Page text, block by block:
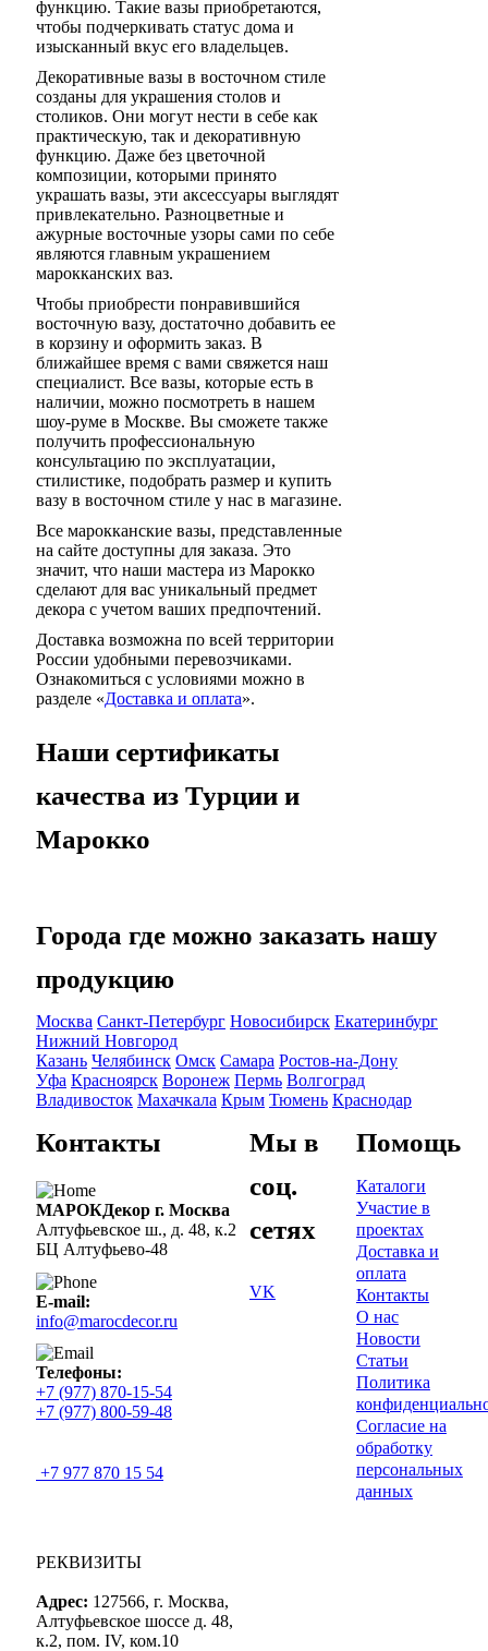
функцию. Такие вазы приобретаются,
чтобы подчеркивать статус дома и
изысканный вкус его владельцев.
Декоративные вазы в восточном стиле
созданы для украшения столов и
столиков. Они могут нести в себе как
практическую, так и декоративную
функцию. Даже без цветочной
композиции, которыми принято
украшать вазы, эти аксессуары выглядят
привлекательно. Разноцветные и
ажурные восточные узоры сами по себе
являются главным украшением
марокканских ваз.
Чтобы приобрести понравившийся
восточную вазу, достаточно добавить ее
в корзину и оформить заказ. В
ближайшее время с вами свяжется наш
специалист. Все вазы, которые есть в
наличии, можно посмотреть в нашем
шоу-руме в Москве. Вы сможете также
получить профессиональную
консультацию по эксплуатации,
стилистике, подобрать размер и купить
вазу в восточном стиле у нас в магазине.
Все марокканские вазы, представленные
на сайте доступны для заказа. Это
значит, что наши мастера из Марокко
сделают для вас уникальный предмет
декора с учетом ваших предпочтений.
Доставка возможна по всей территории
России удобными перевозчиками.
Ознакомиться с условиями можно в
разделе «Доставка и оплата».
Наши сертификаты
качества из Турции и
Марокко
Города где можно заказать нашу
продукцию
Москва Санкт-Петербург Новосибирск Екатеринбург
Нижний Новгород
Казань Челябинск Омск Самара Ростов-на-Дону
Уфа Красноярск Воронеж Пермь Волгоград
Владивосток Махачкала Крым Тюмень Краснодар
Контакты
МАРОКДекор г. Москва
Алтуфьевское ш., д. 48, к.2
БЦ Алтуфьево-48
E-mail:
info@marocdecor.ru
Телефоны:
+7 (977) 870-15-54
+7 (977) 800-59-48
+7 977 870 15 54
РЕКВИЗИТЫ
Адрес: 127566, г. Москва,
Алтуфьевское шоссе д. 48,
к.2, пом. IV, ком.10
Мы в
соц.
сетях
VK
Помощь
Каталоги
Участие в
проектах
Доставка и
оплата
Контакты
О нас
Новости
Статьи
Политика
Согласие на
обработку
персональных
данных